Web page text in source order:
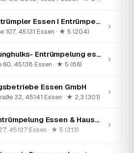
Die Pottentrümpler Essen I Entrümpelung & Haushaltsauflösung Essen
107, 45131 Essen · ★ 5 (204)
›
Entrümpelunghulks- Entrümpelung essen, Haushaltsauflösung & Wohnungsauflösung, Kellerentrümpelung essen
60, 45138 Essen · ★ 5 (86)
›
Essen GmbH
32, 45141 Essen · ★ 2,3 (301)
›
Entvita - Entrümpelung Essen & Haushaltsauflösung Essen
45127 Essen · ★ 5 (213)
›